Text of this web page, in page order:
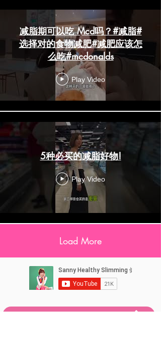
减脂期可以吃 Mcd吗？#减脂#
选择对的食物减肥#减肥应该怎
么吃#mcdonalds
Play Video
5种必买的减脂好物!
Play Video
Load More